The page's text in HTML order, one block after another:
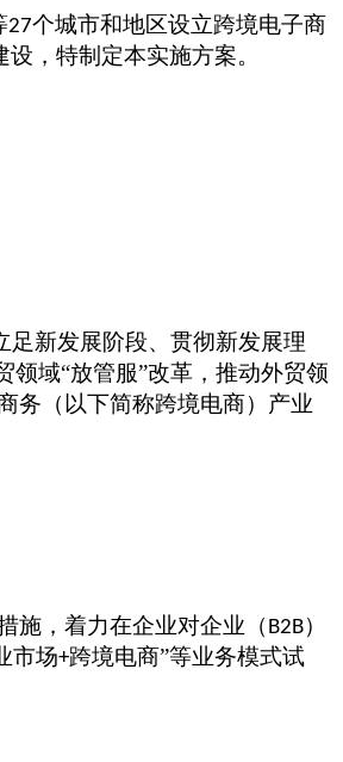
27个城市和地区设立跨境电子商
，特制定本实施方案。
足新发展阶段、贯彻新发展理
领域“放管服”改革，推动外贸领
务（以下简称跨境电商）产业
施，着力在企业对企业（ B2B）
市场+跨境电商”等业务模式试